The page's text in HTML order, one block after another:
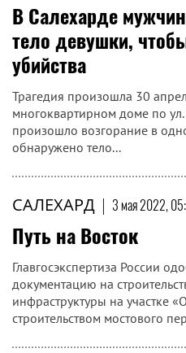
В Салехарде
тело девушки,
убийства
Трагедия произошла 30
многоквартирном доме по
произошло возгорание в
обнаружено тело...
САЛЕХАРД | 3 мая 2022,
​Путь на Восток
Главгосэкспертиза России
документацию на
инфраструктуры на участке
строительством мостового